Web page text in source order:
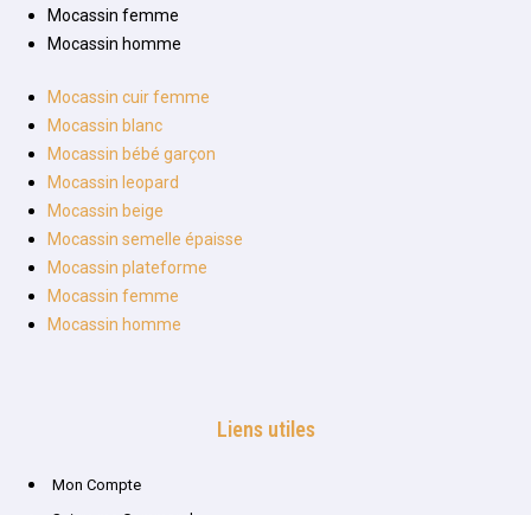
Mocassin femme
Mocassin homme
Mocassin cuir femme
Mocassin blanc
Mocassin bébé garçon
Mocassin leopard
Mocassin beige
Mocassin semelle épaisse
Mocassin plateforme
Mocassin femme
Mocassin homme
Liens utiles
Mon Compte